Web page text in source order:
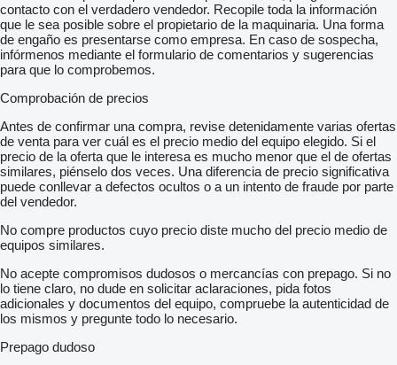
contacto con el verdadero vendedor. Recopile toda la información
que le sea posible sobre el propietario de la maquinaria. Una forma
de engaño es presentarse como empresa. En caso de sospecha,
infórmenos mediante el formulario de comentarios y sugerencias
para que lo comprobemos.
Comprobación de precios
Antes de confirmar una compra, revise detenidamente varias ofertas
de venta para ver cuál es el precio medio del equipo elegido. Si el
precio de la oferta que le interesa es mucho menor que el de ofertas
similares, piénselo dos veces. Una diferencia de precio significativa
puede conllevar a defectos ocultos o a un intento de fraude por parte
del vendedor.
No compre productos cuyo precio diste mucho del precio medio de
equipos similares.
No acepte compromisos dudosos o mercancías con prepago. Si no
lo tiene claro, no dude en solicitar aclaraciones, pida fotos
adicionales y documentos del equipo, compruebe la autenticidad de
los mismos y pregunte todo lo necesario.
Prepago dudoso